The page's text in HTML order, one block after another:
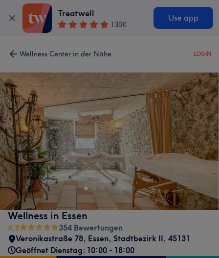
Treatwell
130K
Use app
Wellness Center in der Nähe LOGIN
Wellness in Essen
4,8
354 Bewertungen
Veronikastraße 78, Essen, Stadtbezirk II, 45131
Geöffnet Dienstag: 10:00 - 18:00